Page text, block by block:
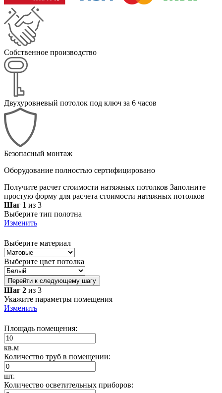
Собственное производство
Двухуровневый потолок под ключ за 6 часов
Безопасный монтаж
Оборудование полностью сертифицировано
Получите расчет стоимости натяжных потолков Заполните
простую форму для расчета стоимости натяжных потолков
Шаг 1 из 3
Выберите тип полотна
Изменить
Выберите материал
Выберите цвет потолка
Перейти к следующему шагу
Шаг 2 из 3
Укажите параметры помещения
Изменить
Площадь помещения:
кв.м
Количество труб в помещении:
шт.
Количество осветительных приборов: